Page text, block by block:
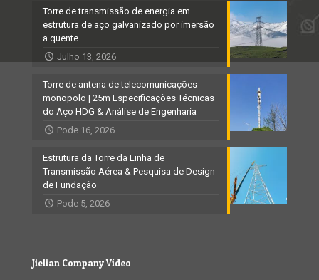
Torre de transmissão de energia em
estrutura de aço galvanizado por imersão
a quente
Julho 13, 2026
Torre de antena de telecomunicações
monopolo | 25m Especificações Técnicas
do Aço HDG & Análise de Engenharia
Pode 16, 2026
Estrutura da Torre da Linha de
Transmissão Aérea & Pesquisa de Design
de Fundação
Pode 5, 2026
Jielian Company Vídeo